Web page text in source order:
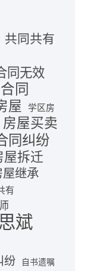
共同共有
同无效
同
屋 学区房
房屋买卖
同纠纷
屋拆迁
屋继承
有
斌
纷 自书遗嘱